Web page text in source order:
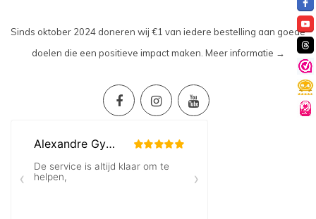
Sinds oktober 2024 doneren wij €1 van iedere bestelling aan goede
doelen die een positieve impact maken. Meer informatie →